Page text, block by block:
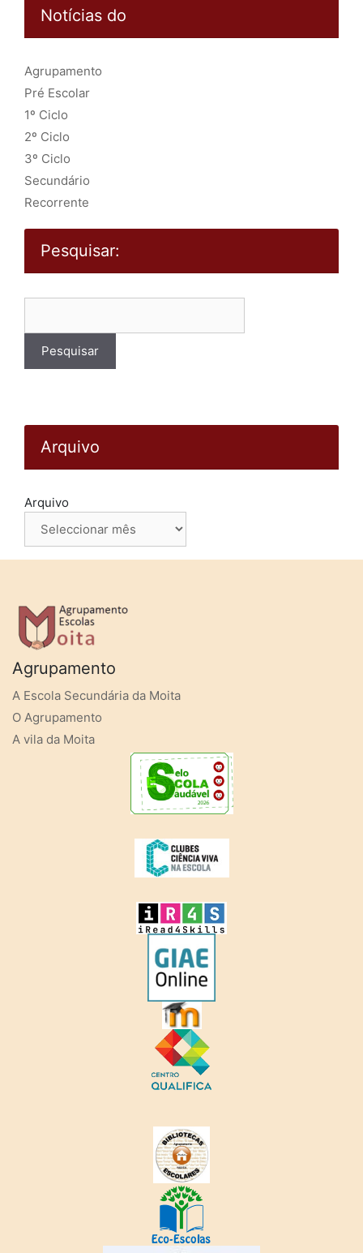
Notícias do
Agrupamento
Pré Escolar
1º Ciclo
2º Ciclo
3º Ciclo
Secundário
Recorrente
Pesquisar:
Arquivo
Arquivo
Agrupamento
A Escola Secundária da Moita
O Agrupamento
A vila da Moita